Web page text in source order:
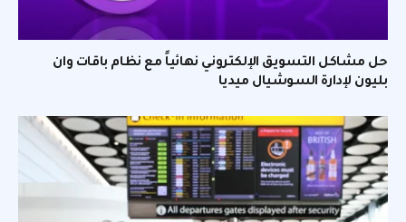
حل مشاكل التسويق الإلكتروني نهائياً مع نظام باقات وان
بليون لإدارة السوشيال ميديا